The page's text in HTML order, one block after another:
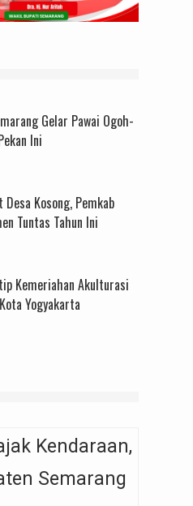
Gelar Pawai Ogoh-
Ini
Kosong, Pemkab
Tuntas Tahun Ini
Kemeriahan Akulturasi
Yogyakarta